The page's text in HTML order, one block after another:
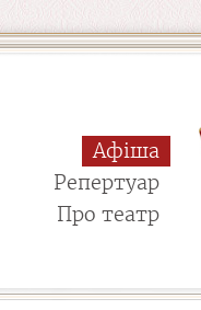
Афіша
Репертуар
Про театр